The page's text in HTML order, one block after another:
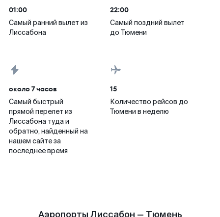
01:00
Самый ранний вылет из
Лиссабона
22:00
Самый поздний вылет
до Тюмени
около 7 часов
Самый быстрый
прямой перелет из
Лиссабона туда и
обратно, найденный на
нашем сайте за
последнее время
15
Количество рейсов до
Тюмени в неделю
Аэропорты Лиссабон — Тюмень